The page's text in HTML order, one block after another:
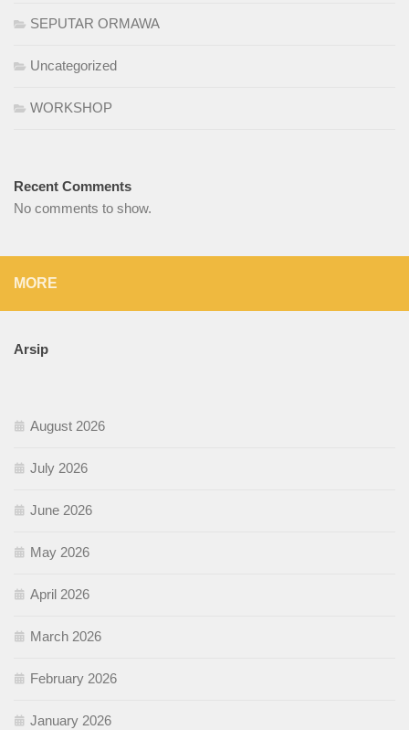
SEPUTAR ORMAWA
Uncategorized
WORKSHOP
Recent Comments
No comments to show.
MORE
Arsip
August 2026
July 2026
June 2026
May 2026
April 2026
March 2026
February 2026
January 2026